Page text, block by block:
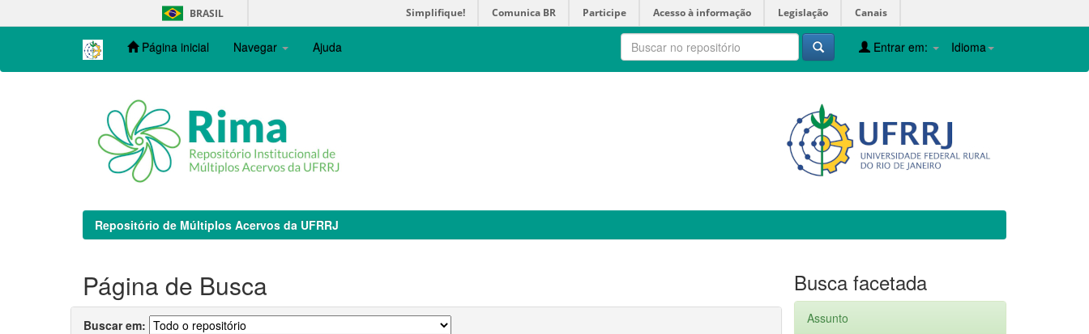
navigation
BRASIL Simplifique! Comunica BR Participe Acesso à informação Legislação Canais
Página inicial Navegar Ajuda Idioma
Entrar em:
Repositório de Múltiplos Acervos da UFRRJ
Página de Busca
Buscar em:
Busca facetada
Assunto